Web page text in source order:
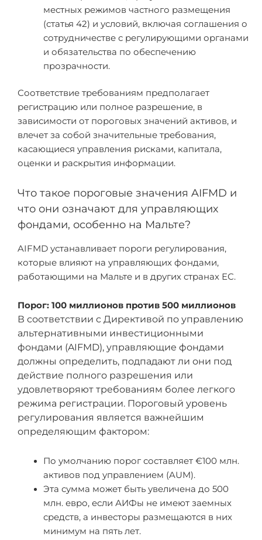
местных режимов частного размещения
(статья 42) и условий, включая соглашения о
сотрудничестве с регулирующими органами
и обязательства по обеспечению
прозрачности.
Соответствие требованиям предполагает
регистрацию или полное разрешение, в
зависимости от пороговых значений активов, и
влечет за собой значительные требования,
касающиеся управления рисками, капитала,
оценки и раскрытия информации.
Что такое пороговые значения AIFMD и
что они означают для управляющих
фондами, особенно на Мальте?
AIFMD устанавливает пороги регулирования,
которые влияют на управляющих фондами,
работающими на Мальте и в других странах ЕС.
Порог: 100 миллионов против 500 миллионов
В соответствии с Директивой по управлению
альтернативными инвестиционными
фондами (AIFMD), управляющие фондами
должны определить, подпадают ли они под
действие полного разрешения или
удовлетворяют требованиям более легкого
режима регистрации. Пороговый уровень
регулирования является важнейшим
определяющим фактором:
По умолчанию порог составляет €100 млн.
активов под управлением (AUM).
Эта сумма может быть увеличена до 500
млн. евро, если АИФы не имеют заемных
средств, а инвесторы размещаются в них
минимум на пять лет.